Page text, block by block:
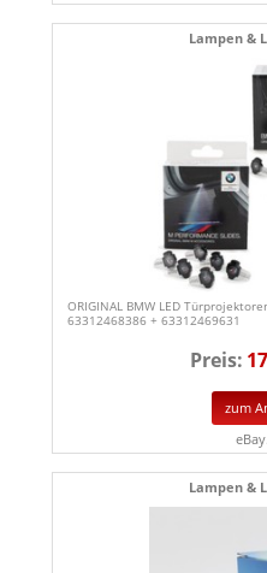
Lampen &
ORIGINAL BMW LED
63312468386 + 63312469631
Preis:
zum
Lampen &